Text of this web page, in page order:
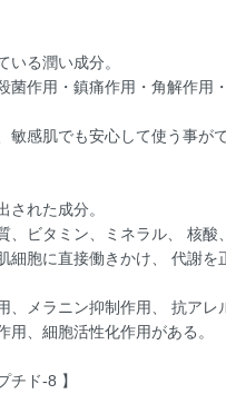
いる潤い成分。
菌作用・鎮痛作用・角解作用
敏感肌でも安心して使う事がで
された成分。
、ビタミン、ミネラル、 核酸
細胞に直接働きかけ、 代謝を
、メラニン抑制作用、 抗アレ
用、細胞活性化作用がある。
チド-8 】